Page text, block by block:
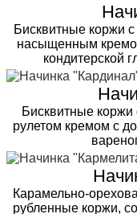
Бисквитные коржи
насыщенным
кондитерской
Бисквитные коржи
рулетом кремом с
Карамельно-
рубленные коржи,